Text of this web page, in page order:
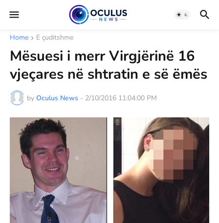
Home E çuditshme
Mësuesi i merr Virgjërinë 16
vjeçares në shtratin e së ëmës
by Oculus News - 2/10/2016 11:04:00 PM